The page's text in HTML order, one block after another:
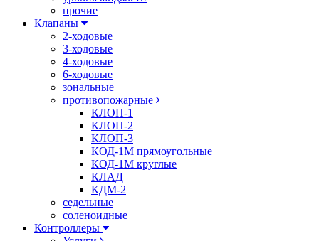
прочие
Клапаны
2-ходовые
3-ходовые
4-ходовые
6-ходовые
зональные
противопожарные
КЛОП-1
КЛОП-2
КЛОП-3
КОД-1М прямоугольные
КОД-1М круглые
КЛАД
КДМ-2
седельные
соленоидные
Контроллеры